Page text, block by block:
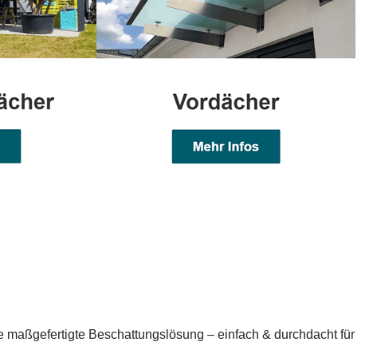
Beschattungslösung – einfach & durchdacht für